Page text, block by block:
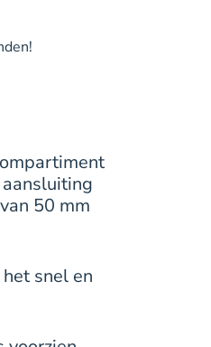
50 mm
snel en